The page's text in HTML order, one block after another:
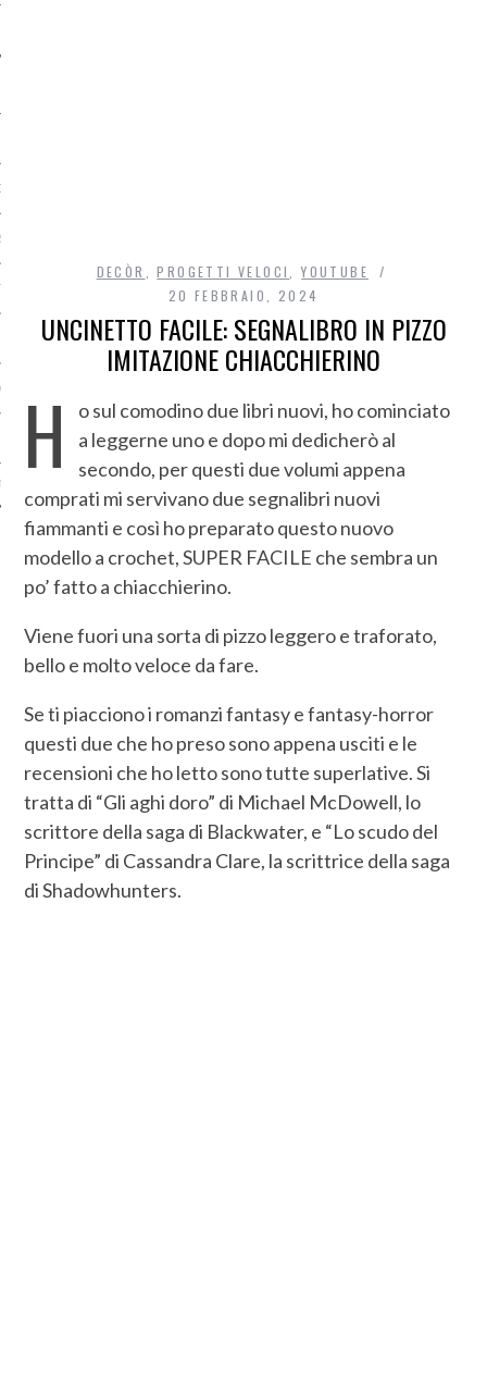
DI ACCESSO AI DATI
DECÒR ,PROGETTI VELOCI ,YOUTUBE
20 FEBBRAIO, 2024
UNCINETTO FACILE: SEGNALIBRO IN PIZZO
IMITAZIONE CHIACCHIERINO
H
o sul comodino due libri nuovi, ho cominciato
a leggerne uno e dopo mi dedicherò al
secondo, per questi due volumi appena
comprati mi servivano due segnalibri nuovi
fiammanti e così ho preparato questo nuovo
modello a crochet, SUPER FACILE che sembra un
po’ fatto a chiacchierino.
Viene fuori una sorta di pizzo leggero e traforato,
bello e molto veloce da fare.
Se ti piacciono i romanzi fantasy e fantasy-horror
questi due che ho preso sono appena usciti e le
recensioni che ho letto sono tutte superlative. Si
tratta di “Gli aghi doro” di Michael McDowell, lo
scrittore della saga di Blackwater, e “Lo scudo del
Principe” di Cassandra Clare, la scrittrice della saga
di Shadowhunters.